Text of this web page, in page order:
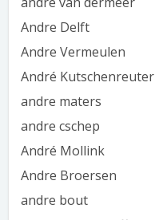
Andre Delft
Andre Vermeulen
André Kutschenreuter
andre maters
andre cschep
André Mollink
Andre Broersen
andre bout